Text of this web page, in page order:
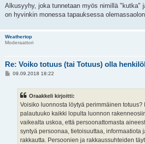
Alkusyyhy, joka tunnetaan myös nimillä "kutka"
on hyvinkin monessa tapauksessa
Weathertop
Moderaattori
Re: Voiko totuus (tai Totuus) olla
V09.09.2018 18:22
Oraakkeli kirjoitti:
Voisiko luonnosta löytyä perimmäinen totuus?
palautuuko kaikki lopulta luonnon
vaikealta uskoa, että persoonattomasta
syntyä persoonaa, tietoisuuttaa, informaatiota
rakkautta. Persoonien ja rakkaussuhteiden